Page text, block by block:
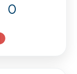
0